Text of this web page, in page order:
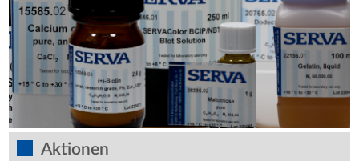
Aktionen